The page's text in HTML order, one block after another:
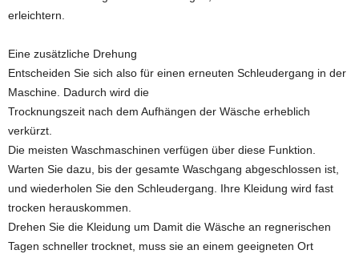
erleichtern.
Eine zusätzliche Drehung
Entscheiden Sie sich also für einen erneuten Schleudergang in der
Maschine. Dadurch wird die
Trocknungszeit nach dem Aufhängen der Wäsche erheblich
verkürzt.
Die meisten Waschmaschinen verfügen über diese Funktion.
Warten Sie dazu, bis der gesamte Waschgang abgeschlossen ist,
und wiederholen Sie den Schleudergang. Ihre Kleidung wird fast
trocken herauskommen.
Drehen Sie die Kleidung um Damit die Wäsche an regnerischen
Tagen schneller trocknet, muss sie an einem geeigneten Ort